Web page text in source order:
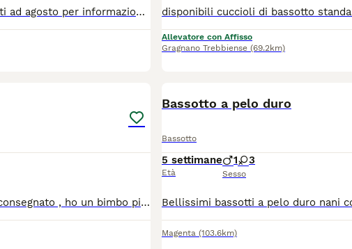
Vendo bassotti con pedigree enci pronti ad agosto per informazioni contattare in privato papà kaninchen e mamma nana. allevamento LA BRUGHIERA DEI CUCCIOLI (INSTAGRAM)
Allevatore con Affisso
Gragnano Trebbiense (69.2km)
Bassotto di 2 mesi pronto per essere consegnato , ho un bimbo piccolo e non mi è possibile tenerlo in quanto molto difficile per me avendo un bimbo così piccolo
Bassotto a pelo duro
Bassotto
5 settimane
Età
1 3
Sesso
Magenta (103.6km)